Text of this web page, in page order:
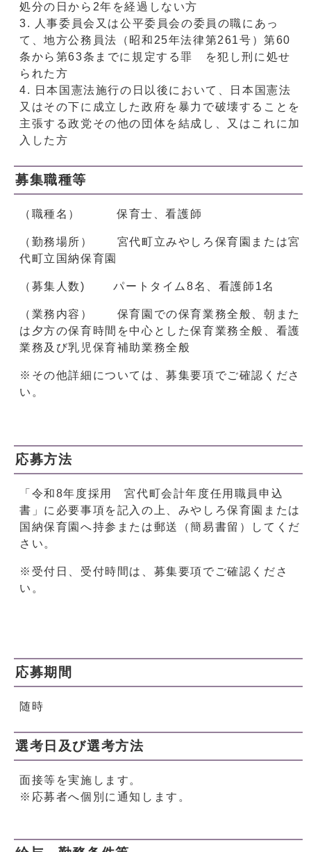
処分の日から2年を経過しない方
3. 人事委員会又は公平委員会の委員の職にあっ
て、地方公務員法（昭和25年法律第261号）第60
条から第63条までに規定する罪 を犯し刑に処せ
られた方
4. 日本国憲法施行の日以後において、日本国憲法
又はその下に成立した政府を暴力で破壊することを
主張する政党その他の団体を結成し、又はこれに加
入した方
募集職種等
（職種名） 保育士、看護師
（勤務場所） 宮代町立みやしろ保育園または宮
代町立国納保育園
（募集人数) パートタイム8名、看護師1名
（業務内容） 保育園での保育業務全般、朝また
は夕方の保育時間を中心とした保育業務全般、看護
業務及び乳児保育補助業務全般
※その他詳細については、募集要項でご確認くださ
い。
応募方法
「令和8年度採用 宮代町会計年度任用職員申込
書」に必要事項を記入の上、みやしろ保育園または
国納保育園へ持参または郵送（簡易書留）してくだ
さい。
※受付日、受付時間は、募集要項でご確認くださ
い。
応募期間
随時
選考日及び選考方法
面接等を実施します。
※応募者へ個別に通知します。